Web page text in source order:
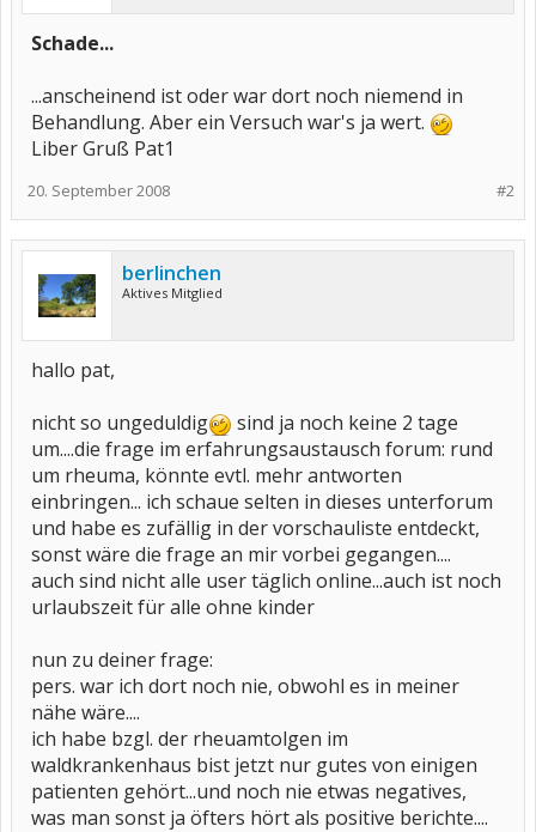
Schade...
...anscheinend ist oder war dort noch niemend in
Behandlung. Aber ein Versuch war's ja wert.
Liber Gruß Pat1
#2
20. September 2008
berlinchen
Aktives Mitglied
hallo pat,
nicht so ungeduldig
sind ja noch keine 2 tage
um....die frage im erfahrungsaustausch forum: rund
um rheuma, könnte evtl. mehr antworten
einbringen... ich schaue selten in dieses unterforum
und habe es zufällig in der vorschauliste entdeckt,
sonst wäre die frage an mir vorbei gegangen....
auch sind nicht alle user täglich online...auch ist noch
urlaubszeit für alle ohne kinder
nun zu deiner frage:
pers. war ich dort noch nie, obwohl es in meiner
nähe wäre....
ich habe bzgl. der rheuamtolgen im
waldkrankenhaus bist jetzt nur gutes von einigen
patienten gehört...und noch nie etwas negatives,
was man sonst ja öfters hört als positive berichte....